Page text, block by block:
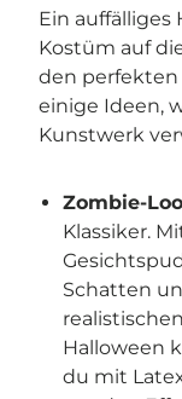
Ein auffälliges
Kostüm auf
den perfekten
einige Ideen,
Kunstwerk
Zombie-
Klassiker.
Schatten
Halloween
du mit